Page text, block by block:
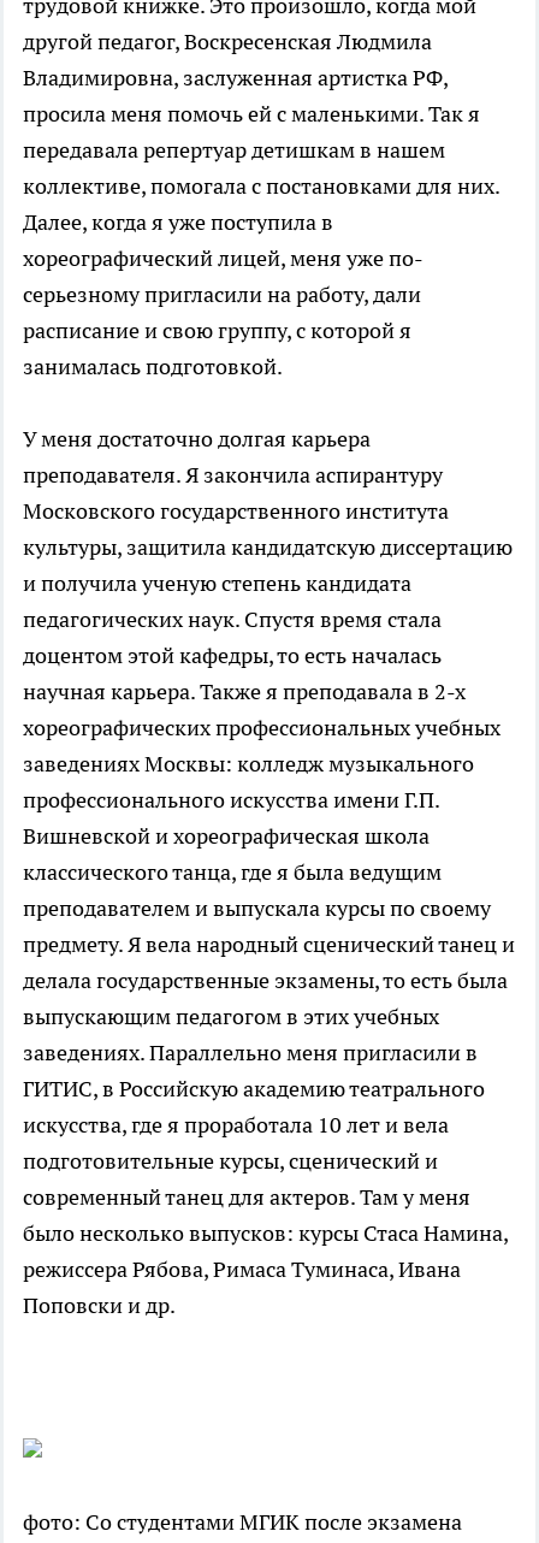
трудовой книжке. Это произошло, когда мой
другой педагог, Воскресенская Людмила
Владимировна, заслуженная артистка РФ,
просила меня помочь ей с маленькими. Так я
передавала репертуар детишкам в нашем
коллективе, помогала с постановками для них.
Далее, когда я уже поступила в
хореографический лицей, меня уже по-
серьезному пригласили на работу, дали
расписание и свою группу, с которой я
занималась подготовкой.
У меня достаточно долгая карьера
преподавателя. Я закончила аспирантуру
Московского государственного института
культуры, защитила кандидатскую диссертацию
и получила ученую степень кандидата
педагогических наук. Спустя время стала
доцентом этой кафедры, то есть началась
научная карьера. Также я преподавала в 2-х
хореографических профессиональных учебных
заведениях Москвы: колледж музыкального
профессионального искусства имени Г.П.
Вишневской и хореографическая школа
классического танца, где я была ведущим
преподавателем и выпускала курсы по своему
предмету. Я вела народный сценический танец и
делала государственные экзамены, то есть была
выпускающим педагогом в этих учебных
заведениях. Параллельно меня пригласили в
ГИТИС, в Российскую академию театрального
искусства, где я проработала 10 лет и вела
подготовительные курсы, сценический и
современный танец для актеров. Там у меня
было несколько выпусков: курсы Стаса Намина,
режиссера Рябова, Римаса Туминаса, Ивана
Поповски и др.
фото: Со студентами МГИК после экзамена